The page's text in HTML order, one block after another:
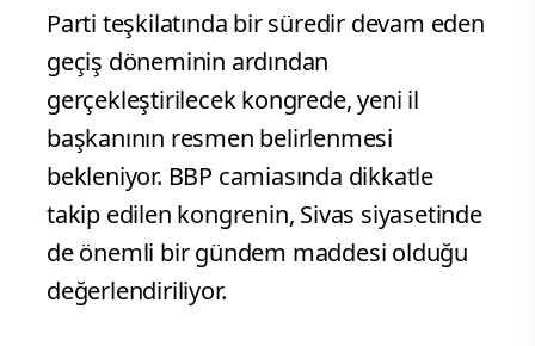
Parti teşkilatında bir süredir devam eden
geçiş döneminin ardından
gerçekleştirilecek kongrede, yeni il
başkanının resmen belirlenmesi
bekleniyor. BBP camiasında dikkatle
takip edilen kongrenin, Sivas siyasetinde
de önemli bir gündem maddesi olduğu
değerlendiriliyor.